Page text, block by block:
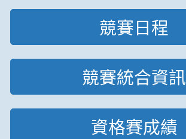
競賽日程
競賽統合資訊
資格賽成績